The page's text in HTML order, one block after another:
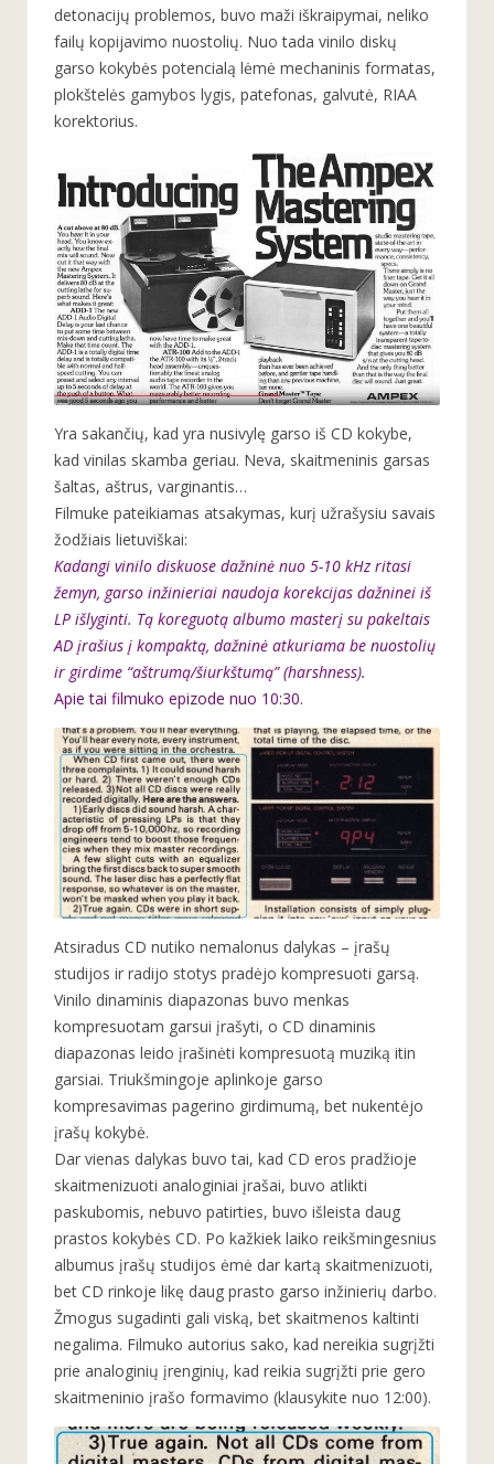
detonacijų problemos, buvo maži iškraipymai, neliko
failų kopijavimo nuostolių. Nuo tada vinilo diskų
garso kokybės potencialą lėmė mechaninis formatas,
plokštelės gamybos lygis, patefonas, galvutė, RIAA
korektorius.
Yra sakančių, kad yra nusivylę garso iš CD kokybe,
kad vinilas skamba geriau. Neva, skaitmeninis garsas
šaltas, aštrus, varginantis…
Filmuke pateikiamas atsakymas, kurį užrašysiu savais
žodžiais lietuviškai:
Kadangi vinilo diskuose dažninė nuo 5-10 kHz ritasi
žemyn, garso inžinieriai naudoja korekcijas dažninei iš
LP išlyginti. Tą koreguotą albumo masterį su pakeltais
AD įrašius į kompaktą, dažninė atkuriama be nuostolių
ir girdime “aštrumą/šiurkštumą” (harshness).
Apie tai filmuko epizode nuo 10:30.
Atsiradus CD nutiko nemalonus dalykas – įrašų
studijos ir radijo stotys pradėjo kompresuoti garsą.
Vinilo dinaminis diapazonas buvo menkas
kompresuotam garsui įrašyti, o CD dinaminis
diapazonas leido įrašinėti kompresuotą muziką itin
garsiai. Triukšmingoje aplinkoje garso
kompresavimas pagerino girdimumą, bet nukentėjo
įrašų kokybė.
Dar vienas dalykas buvo tai, kad СD eros pradžioje
skaitmenizuoti analoginiai įrašai, buvo atlikti
paskubomis, nebuvo patirties, buvo išleista daug
prastos kokybės CD. Po kažkiek laiko reikšmingesnius
albumus įrašų studijos ėmė dar kartą skaitmenizuoti,
bet CD rinkoje likę daug prasto garso inžinierių darbo.
Žmogus sugadinti gali viską, bet skaitmenos kaltinti
negalima. Filmuko autorius sako, kad nereikia sugrįžti
prie analoginių įrenginių, kad reikia sugrįžti prie gero
skaitmeninio įrašo formavimo (klausykite nuo 12:00).